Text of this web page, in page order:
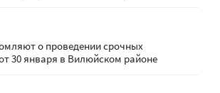
о проведении срочных
30 января в Вилюйском районе